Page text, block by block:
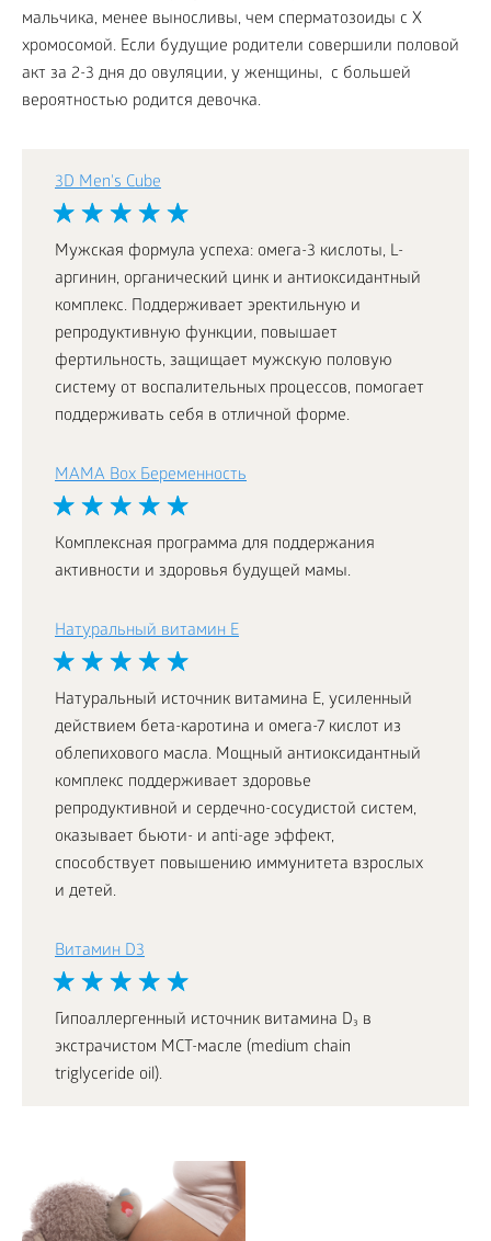
мальчика, менее выносливы, чем сперматозоиды с X
хромосомой. Если будущие родители совершили половой
акт за 2-3 дня до овуляции, у женщины, с большей
вероятностью родится девочка.
3D Men's Cube
Мужская формула успеха: омега-3 кислоты, L-
аргинин, органический цинк и антиоксидантный
комплекс. Поддерживает эректильную и
репродуктивную функции, повышает
фертильность, защищает мужскую половую
систему от воспалительных процессов, помогает
поддерживать себя в отличной форме.
MAMA Box Беременность
Комплексная программа для поддержания
активности и здоровья будущей мамы.
Натуральный витамин Е
Натуральный источник витамина Е, усиленный
действием бета-каротина и омега-7 кислот из
облепихового масла. Мощный антиоксидантный
комплекс поддерживает здоровье
репродуктивной и сердечно-сосудистой систем,
оказывает бьюти- и anti-age эффект,
способствует повышению иммунитета взрослых
и детей.
Витамин D3
Гипоаллергенный источник витамина D₃ в
экстрачистом МСТ-масле (medium chain
triglyceride oil).